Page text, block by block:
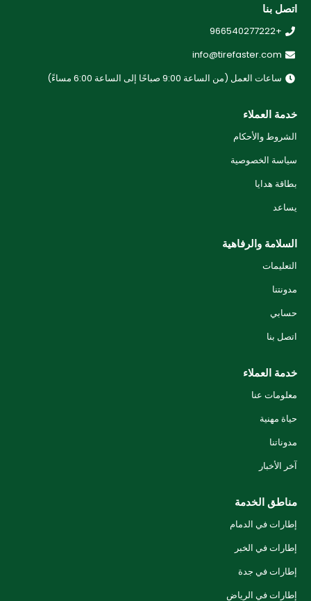
اتصل بنا
+966540277222
info@tirefaster.com
ساعات العمل (من الساعة 9:00 صباحًا إلى الساعة 6:00 مساءً)
خدمة العملاء
الشروط والأحكام
سياسة الخصوصية
بطاقة هدايا
يساعد
السلامة والرفاهية
التعليمات
مدونتنا
حسابي
اتصل بنا
خدمة العملاء
معلومات عنا
حياة مهنية
مدوناتنا
آخر الأخبار
مناطق الخدمة
إطارات في الدمام
إطارات في الخبر
إطارات في جدة
إطارات في الرياض